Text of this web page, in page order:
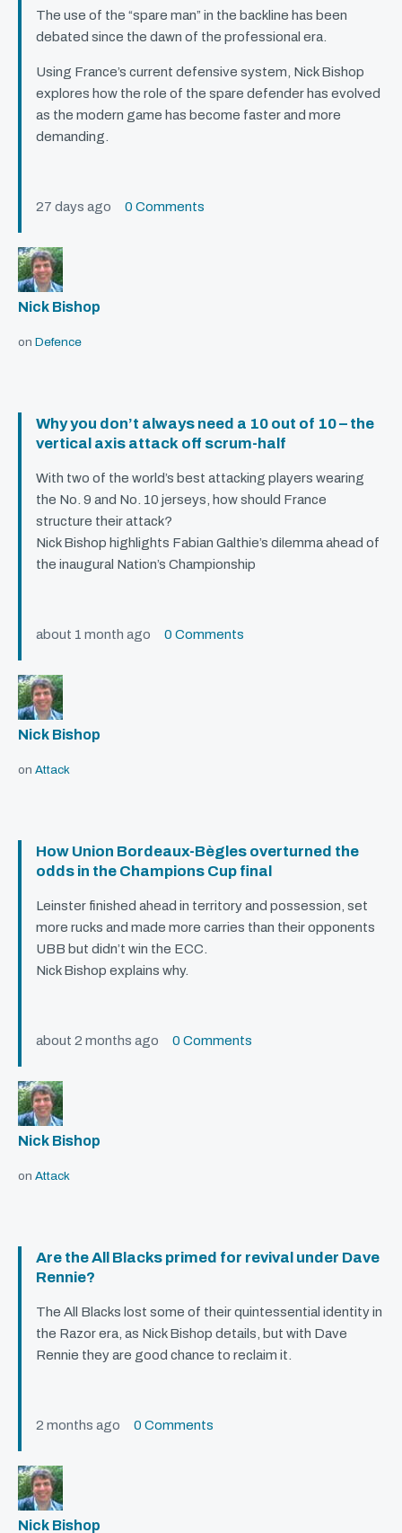
The use of the “spare man” in the backline has been
debated since the dawn of the professional era.
Using France’s current defensive system, Nick Bishop
explores how the role of the spare defender has evolved
as the modern game has become faster and more
demanding.
27 days ago 0 Comments
Nick Bishop
on Defence
Why you don’t always need a 10 out of 10 – the
vertical axis attack off scrum-half
With two of the world’s best attacking players wearing
the No. 9 and No. 10 jerseys, how should France
structure their attack?
Nick Bishop highlights Fabian Galthie’s dilemma ahead of
the inaugural Nation’s Championship
about 1 month ago 0 Comments
Nick Bishop
on Attack
How Union Bordeaux-Bègles overturned the
odds in the Champions Cup final
Leinster finished ahead in territory and possession, set
more rucks and made more carries than their opponents
UBB but didn’t win the ECC
Nick Bishop explains why.
about 2 months ago 0 Comments
Nick Bishop
on Attack
Are the All Blacks primed for revival under Dave
Rennie?
The All Blacks lost some of their quintessential identity in
the Razor era, as Nick Bishop details, but with Dave
Rennie they are good chance to reclaim it.
2 months ago 0 Comments
Nick Bishop